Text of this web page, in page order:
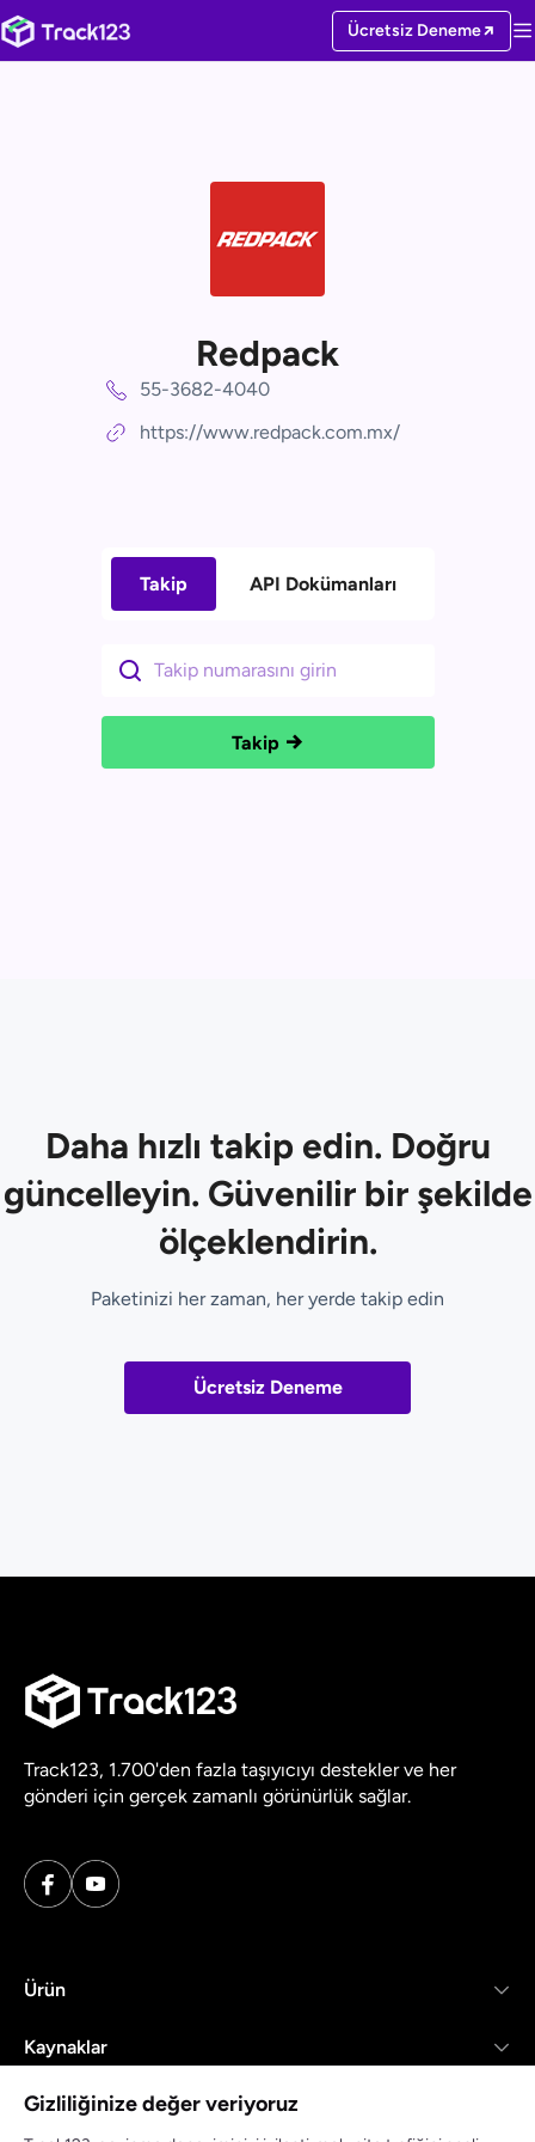
Ücretsiz Deneme
Redpack
55-3682-4040
https://www.redpack.com.mx/
Takip API Dokümanları
Takip
Daha hızlı takip edin. Doğru
güncelleyin. Güvenilir bir şekilde
ölçeklendirin.
Paketinizi her zaman, her yerde takip edin
Ücretsiz Deneme
Track123, 1.700'den fazla taşıyıcıyı destekler ve her
gönderi için gerçek zamanlı görünürlük sağlar.
Ürün
Kaynaklar
Şirket
Gizliliğinize değer veriyoruz